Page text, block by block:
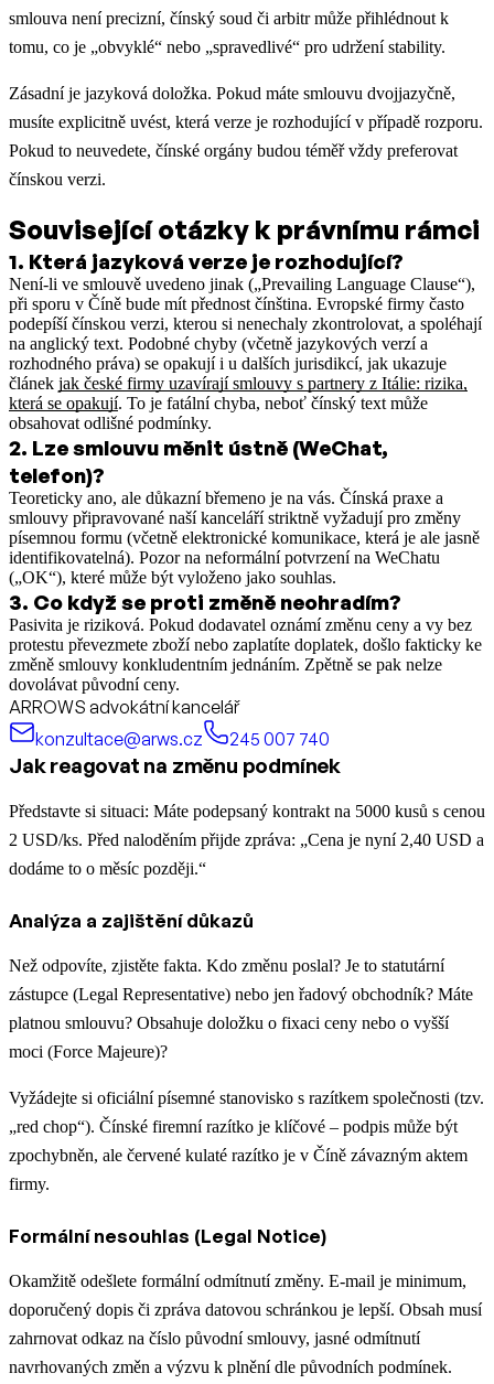
smlouva není precizní, čínský soud či arbitr může přihlédnout k
tomu, co je „obvyklé“ nebo „spravedlivé“ pro udržení stability.
Zásadní je jazyková doložka. Pokud máte smlouvu dvojjazyčně,
musíte explicitně uvést, která verze je rozhodující v případě rozporu.
Pokud to neuvedete, čínské orgány budou téměř vždy preferovat
čínskou verzi.
Související otázky k právnímu rámci
1. Která jazyková verze je rozhodující?
Není-li ve smlouvě uvedeno jinak („Prevailing Language Clause“),
při sporu v Číně bude mít přednost čínština. Evropské firmy často
podepíší čínskou verzi, kterou si nenechaly zkontrolovat, a spoléhají
na anglický text. Podobné chyby (včetně jazykových verzí a
rozhodného práva) se opakují i u dalších jurisdikcí, jak ukazuje
článek jak české firmy uzavírají smlouvy s partnery z Itálie: rizika,
která se opakují. To je fatální chyba, neboť čínský text může
obsahovat odlišné podmínky.
2. Lze smlouvu měnit ústně (WeChat,
telefon)?
Teoreticky ano, ale důkazní břemeno je na vás. Čínská praxe a
smlouvy připravované naší kanceláří striktně vyžadují pro změny
písemnou formu (včetně elektronické komunikace, která je ale jasně
identifikovatelná). Pozor na neformální potvrzení na WeChatu
(„OK“), které může být vyloženo jako souhlas.
3. Co když se proti změně neohradím?
Pasivita je riziková. Pokud dodavatel oznámí změnu ceny a vy bez
protestu převezmete zboží nebo zaplatíte doplatek, došlo fakticky ke
změně smlouvy konkludentním jednáním. Zpětně se pak nelze
dovolávat původní ceny.
ARROWS advokátní kancelář
konzultace@arws.cz
245 007 740
Jak reagovat na změnu podmínek
Představte si situaci: Máte podepsaný kontrakt na 5000 kusů s cenou
2 USD/ks. Před naloděním přijde zpráva: „Cena je nyní 2,40 USD a
dodáme to o měsíc později.“
Analýza a zajištění důkazů
Než odpovíte, zjistěte fakta. Kdo změnu poslal? Je to statutární
zástupce (Legal Representative) nebo jen řadový obchodník? Máte
platnou smlouvu? Obsahuje doložku o fixaci ceny nebo o vyšší
moci (Force Majeure)?
Vyžádejte si oficiální písemné stanovisko s razítkem společnosti (tzv.
„red chop“). Čínské firemní razítko je klíčové – podpis může být
zpochybněn, ale červené kulaté razítko je v Číně závazným aktem
firmy.
Formální nesouhlas (Legal Notice)
Okamžitě odešlete formální odmítnutí změny. E-mail je minimum,
doporučený dopis či zpráva datovou schránkou je lepší. Obsah musí
zahrnovat odkaz na číslo původní smlouvy, jasné odmítnutí
navrhovaných změn a výzvu k plnění dle původních podmínek.